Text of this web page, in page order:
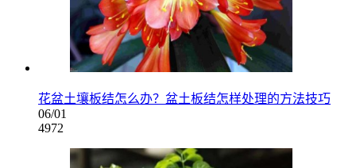
花盆土壤板结怎么办？盆土板结怎样处理的方法技巧
06/01
4972